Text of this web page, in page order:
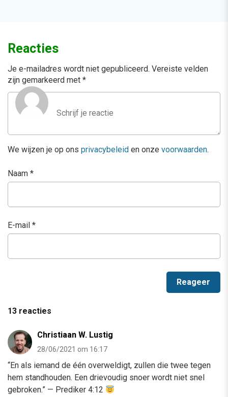
Reacties
Je e-mailadres wordt niet gepubliceerd. Vereiste velden
zijn gemarkeerd met *
We wijzen je op ons privacybeleid en onze voorwaarden.
Naam *
E-mail *
13 reacties
Christiaan W. Lustig
28/06/2021 om 16:17
“En als iemand de één overweldigt, zullen die twee tegen
hem standhouden. Een drievoudig snoer wordt niet snel
gebroken.” — Prediker 4:12